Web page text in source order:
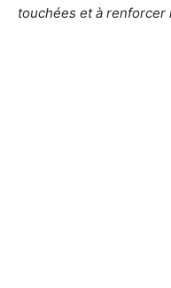
touchées et à renforcer